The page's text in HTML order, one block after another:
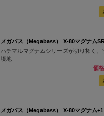
メガバス（Megabass） X-80マグナム
ハチマルマグナムシリーズが切り拓く、
境地
価
メガバス（Megabass） X-80マグナム